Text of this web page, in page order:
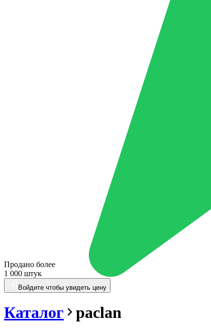
Продано более
1 000 штук
Войдите чтобы увидеть цену
Каталог paclan